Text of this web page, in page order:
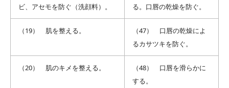
ビ、アセモを防ぐ（洗顔料）。
る。口唇の乾燥を防ぐ。
（19） 肌を整える。
（47） 口唇の乾燥によ
るカサツキを防ぐ。
（20） 肌のキメを整える。
（48） 口唇を滑らかに
する。